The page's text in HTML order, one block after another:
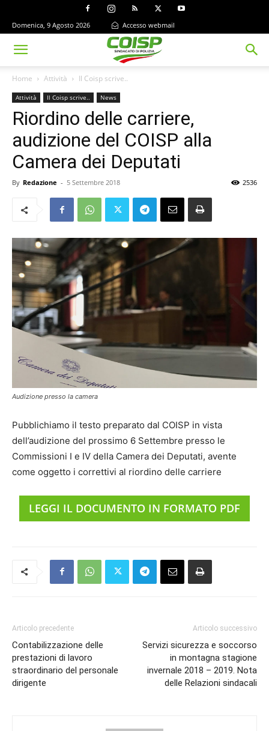
Domenica, 9 Agosto 2026 Accesso webmail
Home Attività Il Coisp scrive..
Attività Il Coisp scrive.. News
Riordino delle carriere,
audizione del COISP alla
Camera dei Deputati
By Redazione - 5 Settembre 2018 2536
Audizione presso la camera
Pubblichiamo il testo preparato dal COISP in vista
dell’audizione del prossimo 6 Settembre presso le
Commissioni I e IV della Camera dei Deputati, avente
come oggetto i correttivi al riordino delle carriere
LEGGI IL DOCUMENTO IN FORMATO PDF
Articolo precedente
Contabilizzazione delle
prestazioni di lavoro
straordinario del personale
dirigente
Articolo successivo
Servizi sicurezza e soccorso
in montagna stagione
invernale 2018 – 2019. Nota
delle Relazioni sindacali